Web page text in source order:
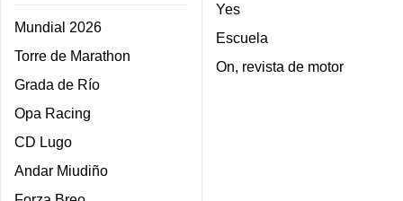
Mundial 2026
Torre de Marathon
Grada de Río
Opa Racing
CD Lugo
Andar Miudiño
Yes
Escuela
On, revista de motor